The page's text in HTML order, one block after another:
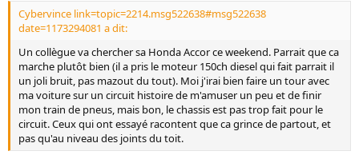
a
d
s
c
u
s
s
i
o
u
t
Cybervince link=topic=2214.msg522638#msg522638
date=1173294081 a dit:
Un collègue va chercher sa Honda Accor ce weekend. Parrait que ca
marche plutôt bien (il a pris le moteur 150ch diesel qui fait parrait il
un joli bruit, pas mazout du tout). Moi j'irai bien faire un tour avec
ma voiture sur un circuit histoire de m'amuser un peu et de finir
mon train de pneus, mais bon, le chassis est pas trop fait pour le
circuit. Ceux qui ont essayé racontent que ca grince de partout, et
pas qu'au niveau des joints du toit.